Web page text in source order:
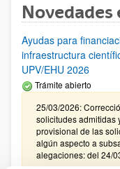
Ayudas para
infraestructura
UPV/EHU 2026
Trámite abierto
25/03/2026:
solicitudes admitidas
provisional de las
algún aspecto a
alegaciones: del 24/